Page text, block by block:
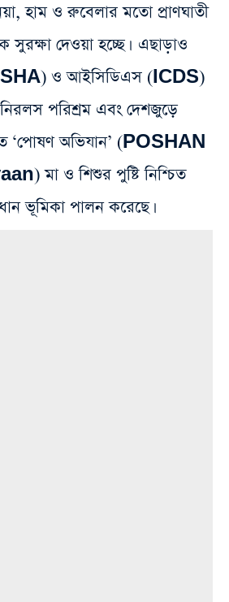
হাম ও রুবেলার মতো প্রাণঘাতী
সুরক্ষা দেওয়া হচ্ছে। এছাড়াও
ও আইসিডিএস (ICDS)
নিরলস পরিশ্রম এবং দেশজুড়ে
‘পোষণ অভিযান’ (POSHAN
মা ও শিশুর পুষ্টি নিশ্চিত
ভূমিকা পালন করেছে।